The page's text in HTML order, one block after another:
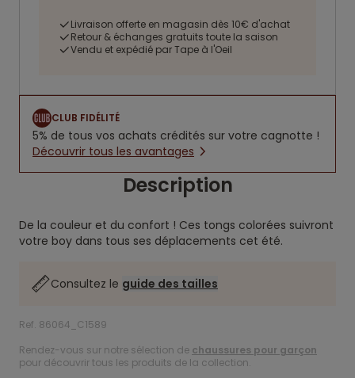
Livraison offerte en magasin dès 10€ d'achat
Retour & échanges gratuits toute la saison
Vendu et expédié par Tape à l'Oeil
CLUB FIDÉLITÉ
5% de tous vos achats crédités sur votre cagnotte !
Découvrir tous les avantages
Description
De la couleur et du confort ! Ces tongs colorées suivront
votre boy dans tous ses déplacements cet été.
Consultez le guide des tailles
Ref. 86064_C1589
Rendez-vous sur notre sélection de chaussures pour garçon
pour découvrir tous les produits de la collection.